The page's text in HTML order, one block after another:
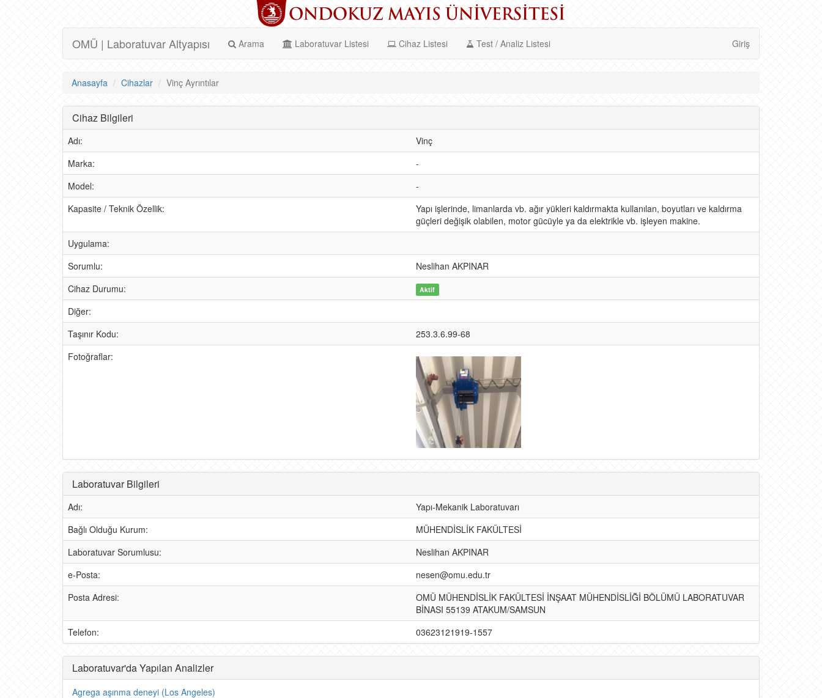
OMÜ | Laboratuvar Altyapısı Arama Laboratuvar Listesi Cihaz Listesi Test / Analiz Listesi Giriş
Anasayfa Cihazlar Vinç Ayrıntılar
Cihaz Bilgileri
Adı:
Vinç
Marka:
-
Model:
-
Kapasite / Teknik Özellik:
Yapı işlerinde, limanlarda vb. ağır yükleri kaldırmakta kullanılan, boyutları ve kaldırma
güçleri değişik olabilen, motor gücüyle ya da elektrikle vb. işleyen makine.
Uygulama:
Sorumlu:
Neslihan AKPINAR
Cihaz Durumu:
Aktif
Diğer:
Taşınır Kodu:
253.3.6.99-68
Fotoğraflar:
Laboratuvar Bilgileri
Adı:
Yapı-Mekanik Laboratuvarı
Bağlı Olduğu Kurum:
MÜHENDİSLİK FAKÜLTESİ
Laboratuvar Sorumlusu:
Neslihan AKPINAR
e-Posta:
nesen@omu.edu.tr
Posta Adresi:
OMÜ MÜHENDİSLİK FAKÜLTESİ İNŞAAT MÜHENDİSLİĞİ BÖLÜMÜ LABORATUVAR
BİNASI 55139 ATAKUM/SAMSUN
Telefon:
03623121919-1557
Laboratuvar'da Yapılan Analizler
Agrega aşınma deneyi (Los Angeles)